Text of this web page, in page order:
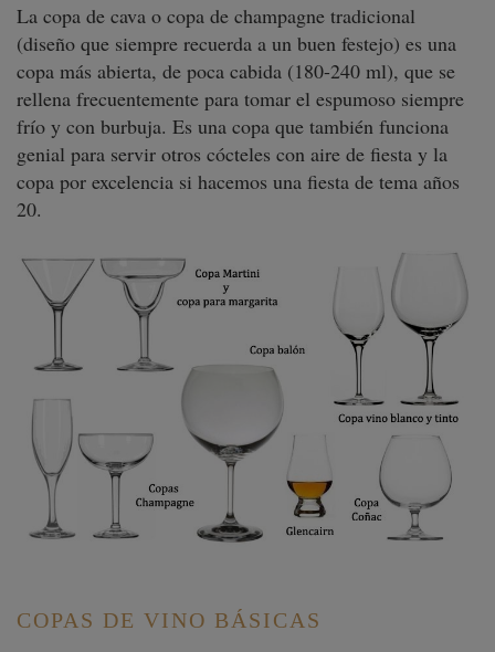
La copa de cava o copa de champagne tradicional
(diseño que siempre recuerda a un buen festejo) es una
copa más abierta, de poca cabida (180-240 ml), que se
rellena frecuentemente para tomar el espumoso siempre
frío y con burbuja. Es una copa que también funciona
genial para servir otros cócteles con aire de fiesta y la
copa por excelencia si hacemos una fiesta de tema años
20.
COPAS DE VINO BÁSICAS